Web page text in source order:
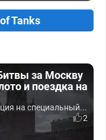
Tanks
за Москву
и поездка на
на специальный...
2